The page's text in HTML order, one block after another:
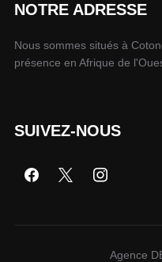
NOTRE ADRESSE
Nous sommes situés à
présence en Afrique de
SUIVEZ-NOUS
Agence